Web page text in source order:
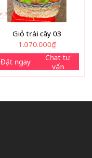
Giỏ trái cây 03
1.070.000₫
Đặt ngay
Chat tư
vấn